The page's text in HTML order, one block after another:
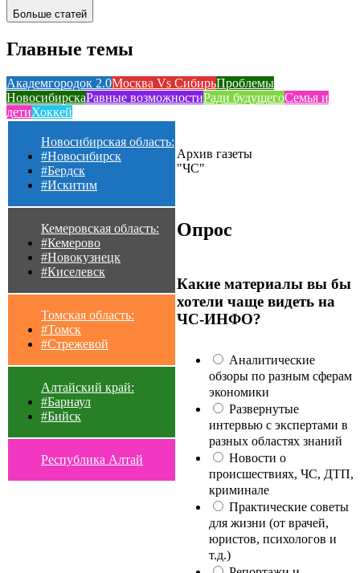
Больше статей
Главные темы
Академгородок 2.0Москва Vs СибирьПроблемы
НовосибирскаРавные возможностиРади будущегоСемья и
детиХоккей
Новосибирская область:
#Новосибирск
#Бердск
#Искитим
Кемеровская область:
#Кемерово
#Новокузнецк
#Киселевск
Томская область:
#Томск
#Стрежевой
Алтайский край:
#Барнаул
#Бийск
Республика Алтай
Архив газеты
"ЧС"
Опрос
Какие материалы вы бы
хотели чаще видеть на
ЧС-ИНФО?
Аналитические
обзоры по разным сферам
экономики
Развернутые
интервью с экспертами в
разных областях знаний
Новости о
происшествиях, ЧС, ДТП,
криминале
Практические советы
для жизни (от врачей,
юристов, психологов и
т.д.)